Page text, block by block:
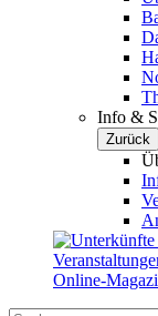
Info &
Zurück
Online-